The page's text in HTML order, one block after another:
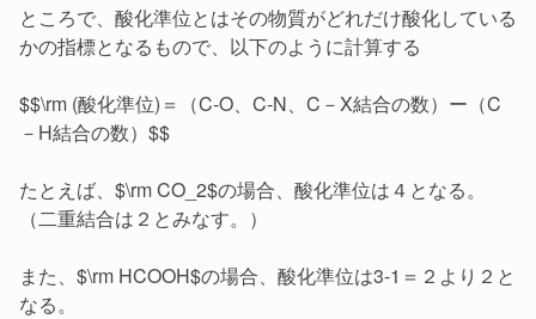
ところで、酸化準位とはその物質がどれだけ酸化している
かの指標となるもので、以下のように計算する
$$\rm (酸化準位)＝（C-O、C-N、C－X結合の数）ー（C
－H結合の数）$$
たとえば、$\rm CO_2$の場合、酸化準位は４となる。
（二重結合は２とみなす。）
また、$\rm HCOOH$の場合、酸化準位は3-1＝２より２と
なる。